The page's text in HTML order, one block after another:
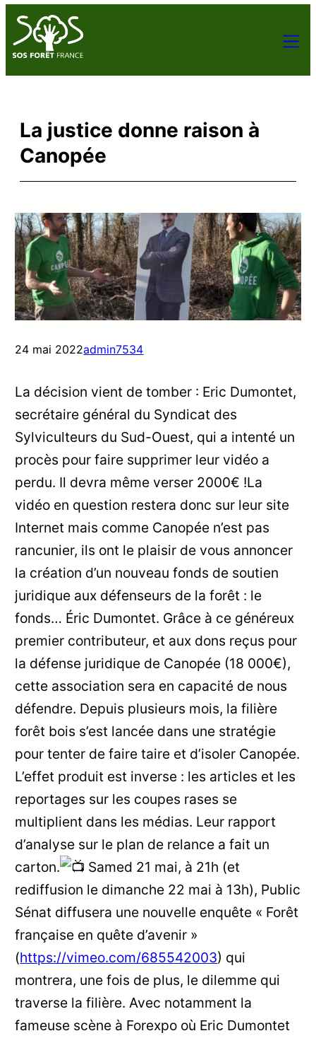
La justice donne raison à
Canopée
24 mai 2022admin7534
La décision vient de tomber : Eric Dumontet,
secrétaire général du Syndicat des
Sylviculteurs du Sud-Ouest, qui a intenté un
procès pour faire supprimer leur vidéo a
perdu. Il devra même verser 2000€ !La
vidéo en question restera donc sur leur site
Internet mais comme Canopée n’est pas
rancunier, ils ont le plaisir de vous annoncer
la création d’un nouveau fonds de soutien
juridique aux défenseurs de la forêt : le
fonds… Éric Dumontet. Grâce à ce généreux
premier contributeur, et aux dons reçus pour
la défense juridique de Canopée (18 000€),
cette association sera en capacité de nous
défendre. Depuis plusieurs mois, la filière
forêt bois s’est lancée dans une stratégie
pour tenter de faire taire et d’isoler Canopée.
L’effet produit est inverse : les articles et les
reportages sur les coupes rases se
multiplient dans les médias. Leur rapport
d’analyse sur le plan de relance a fait un
carton.
Samed 21 mai, à 21h (et
rediffusion le dimanche 22 mai à 13h), Public
Sénat diffusera une nouvelle enquête « Forêt
française en quête d’avenir »
(https://vimeo.com/685542003) qui
montrera, une fois de plus, le dilemme qui
traverse la filière. Avec notamment la
fameuse scène à Forexpo où Eric Dumontet